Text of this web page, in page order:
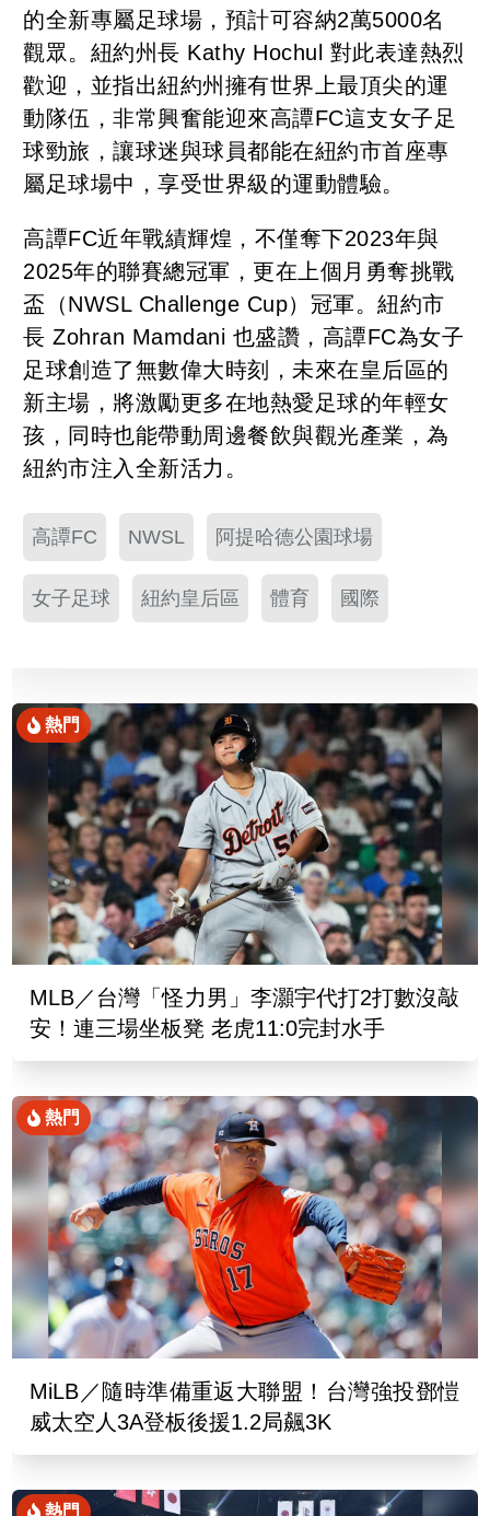
的全新專屬足球場，預計可容納2萬5000名
觀眾。紐約州長 Kathy Hochul 對此表達熱烈
歡迎，並指出紐約州擁有世界上最頂尖的運
動隊伍，非常興奮能迎來高譚FC這支女子足
球勁旅，讓球迷與球員都能在紐約市首座專
屬足球場中，享受世界級的運動體驗。
高譚FC近年戰績輝煌，不僅奪下2023年與
2025年的聯賽總冠軍，更在上個月勇奪挑戰
盃（NWSL Challenge Cup）冠軍。紐約市
長 Zohran Mamdani 也盛讚，高譚FC為女子
足球創造了無數偉大時刻，未來在皇后區的
新主場，將激勵更多在地熱愛足球的年輕女
孩，同時也能帶動周邊餐飲與觀光產業，為
紐約市注入全新活力。
高譚FC NWSL 阿提哈德公園球場
女子足球 紐約皇后區 體育 國際
熱門
MLB／台灣「怪力男」李灝宇代打2打數沒敲
安！連三場坐板凳 老虎11:0完封水手
熱門
MiLB／隨時準備重返大聯盟！台灣強投鄧愷
威太空人3A登板後援1.2局飆3K
熱門